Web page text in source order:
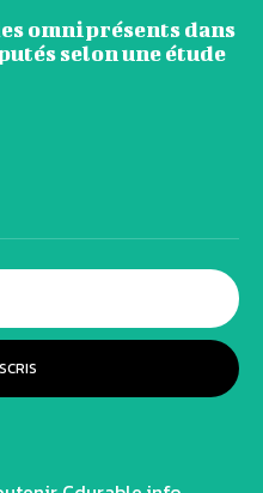
omniprésents dans
selon une étude